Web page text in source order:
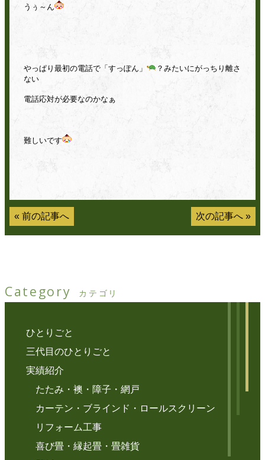
うぅ～ん
やっぱり最初の電話で「すっぽん」
？みたいにがっちり離さ
ない
電話応対が必要なのかなぁ
難しいです
« 前の記事へ 次の記事へ »
Category カテゴリ
ひとりごと
三代目のひとりごと
実績紹介
たたみ・襖・障子・網戸
カーテン・ブラインド・ロールスクリーン
リフォーム工事
喜び畳・縁起畳・畳雑貨